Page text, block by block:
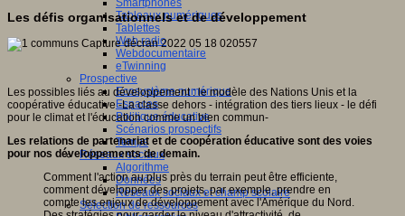
Smartphones
Tableaux numériques
Tablettes
Web radio
Webdocumentaire
eTwinning
Prospective
Ecosystème numérique
Espaces
Politique éducative
Scénarios prospectifs
Temps
Réseaux sociaux
Algorithme
Données
Réseaux sociaux et champ scolaire
Sélection de ressources
Les défis organisationnels et de développement
Les possibles liés au développement : le modèle des Nations Unis et la
coopérative éducative -La classe dehors - intégration des tiers lieux - le défi
pour le climat et l'éducation comme un bien commun-
Les relations de partenariat et de coopération éducative sont des voies
pour nos développements de demain.
Comment l'action au plus près du terrain peut être efficiente,
comment développer des projets, par exemple, prendre en
compte les enjeux de développement avec l'Amérique du Nord.